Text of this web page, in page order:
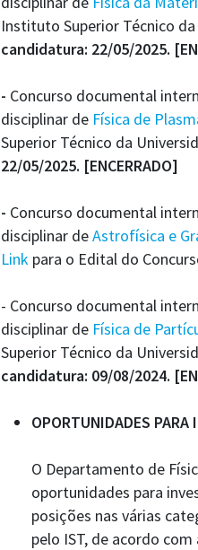
Instituto Superior Técnico
candidatura: 22/05/2025.
- Concurso documental
disciplinar de Física de
Superior Técnico da
22/05/2025. [ENCERRADO]
- Concurso documental
disciplinar deAstrofísica e
Linkpara o Edital do
- Concurso documental
disciplinar de Física de
Superior Técnico da
candidatura: 09/08/2024.
OPORTUNIDADES PARA
O Departamento de
oportunidades para
posições nas várias
pelo IST, de acordo